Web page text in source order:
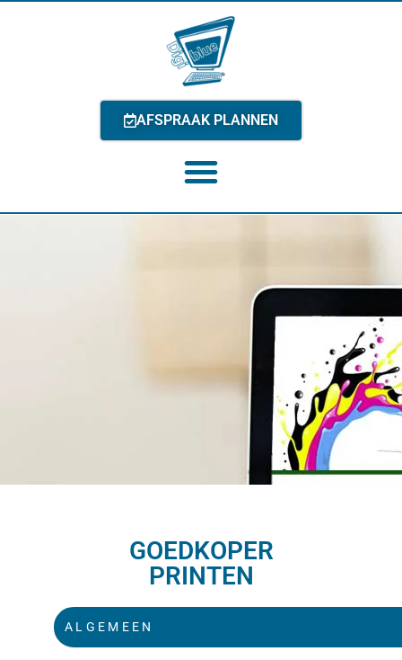
AFSPRAAK PLANNEN
GOEDKOPER
PRINTEN
ALGEMEEN